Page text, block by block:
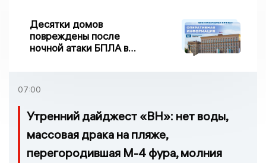
Десятки домов
повреждены после
ночной атаки БПЛА в
07:00
Утренний дайджест «ВН»: нет воды,
массовая драка на пляже,
перегородившая М-4 фура, молния